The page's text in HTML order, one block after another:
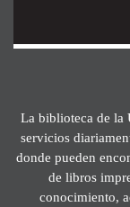
La biblioteca de la
servicios
donde pueden
de libros
conocimiento,